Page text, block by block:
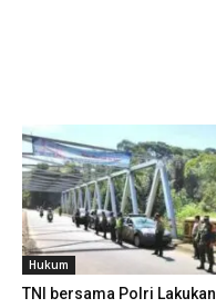
Hukum
TNI bersama Polri Lakukan